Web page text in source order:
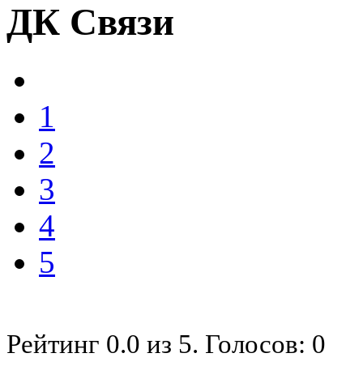
ДК Связи
1
2
3
4
5
Рейтинг 0.0 из 5. Голосов: 0